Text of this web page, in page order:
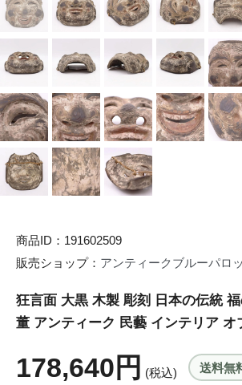
商品ID：191602509
販売ショップ： アンティークブルーパロ
狂言面 大黒 木製 彫刻 日本の伝統
董 アンティーク 民藝 インテリア オ
178,640円 (税込) 送料無